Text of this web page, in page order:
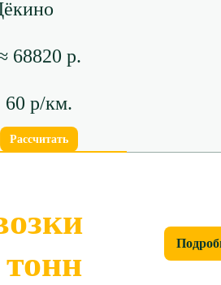
68820 р.
60 р/км.
Рассчитать